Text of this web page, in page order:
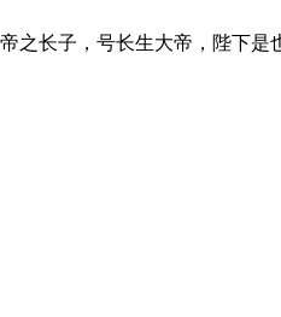
之长子，号长生大帝，陛下是